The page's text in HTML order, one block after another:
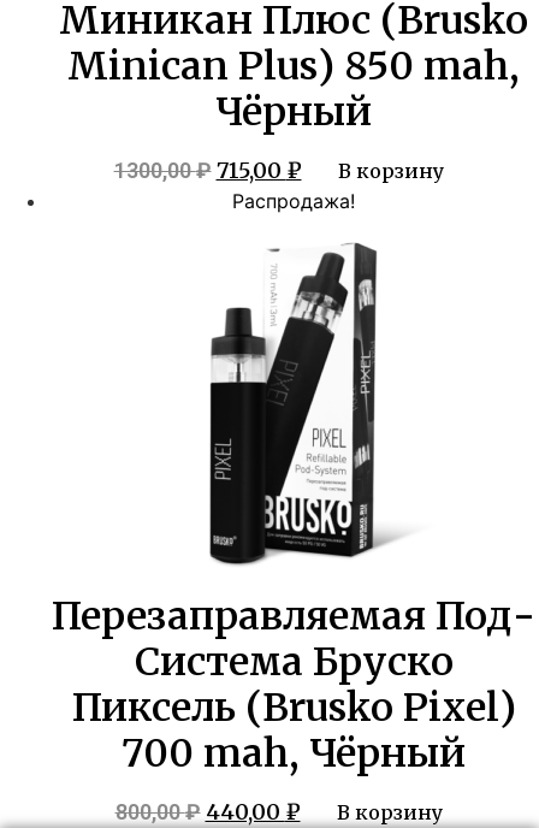
Миникан Плюс (Brusko
Minican Plus) 850 mah,
Чёрный
1300,00₽ Первоначальная
цена
1300,00 ₽.
715,00 ₽Текущая
цена:
В корзину
Распродажа!
Перезаправляемая Под-
Система Бруско
Пиксель (Brusko Pixel)
700 mah, Чёрный
800,00₽ Первоначальная
440,00 ₽Текущая
В корзину